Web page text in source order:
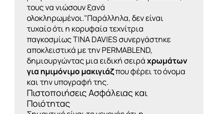
τους να νιώσουν ξανά
ολοκληρωμένοι."Παράλληλα, δεν είναι
τυχαίο ότι η κορυφαία τεχνίτρια
παγκοσμίως TINA DAVIES συνεργάστηκε
αποκλειστικά με την PERMABLEND,
δημιουργώντας μια ειδική σειράχρωμάτων
για ημιμόνιμο μακιγιάζπου φέρει το όνομα
και την υπογραφή της.
Πιστοποιήσεις Ασφάλειας και
Ποιότητας